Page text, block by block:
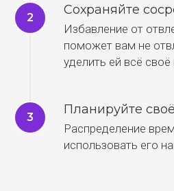
Сохраняйте
Избавление от
поможет вам не
уделить ей всё
Планируйте
Распределение
использовать его